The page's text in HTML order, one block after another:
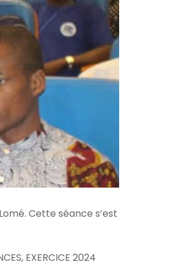
Cette séance s’est
EXERCICE 2024